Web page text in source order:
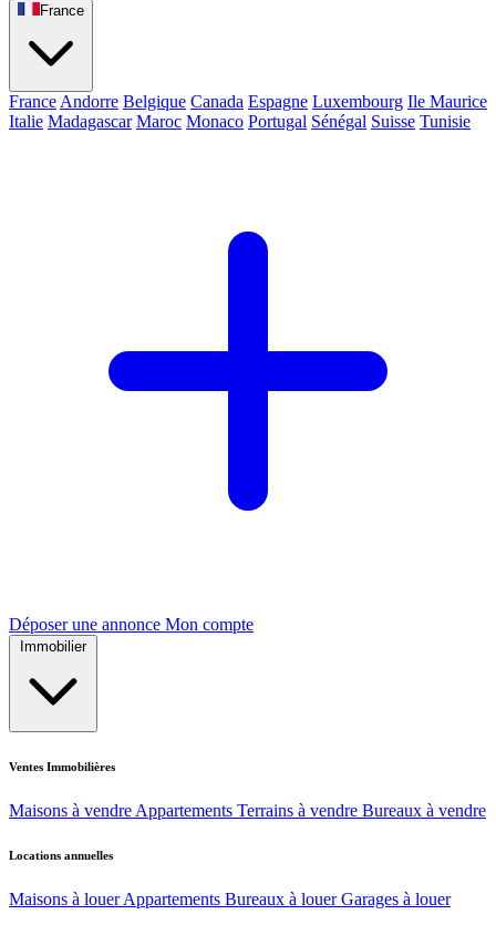
France
France Andorre Belgique Canada Espagne Luxembourg Ile Maurice
Italie Madagascar Maroc Monaco Portugal Sénégal Suisse Tunisie
Déposer une annonce Mon compte
Immobilier
Ventes Immobilières
Maisons à vendre Appartements Terrains à vendre Bureaux à vendre
Locations annuelles
Maisons à louer Appartements Bureaux à louer Garages à louer